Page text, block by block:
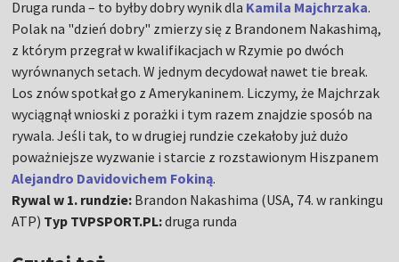
Druga runda – to byłby dobry wynik dla Kamila Majchrzaka.
Polak na "dzień dobry" zmierzy się z Brandonem Nakashimą,
z którym przegrał w kwalifikacjach w Rzymie po dwóch
wyrównanych setach. W jednym decydował nawet tie break.
Los znów spotkał go z Amerykaninem. Liczymy, że Majchrzak
wyciągnął wnioski z porażki i tym razem znajdzie sposób na
rywala. Jeśli tak, to w drugiej rundzie czekałoby już dużo
poważniejsze wyzwanie i starcie z rozstawionym Hiszpanem
Alejandro Davidovichem Fokiną.
Rywal w 1. rundzie: Brandon Nakashima (USA, 74. w rankingu
ATP) Typ TVPSPORT.PL:druga runda